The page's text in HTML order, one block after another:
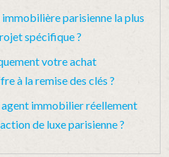
parisienne la plus
spécifique ?
votre achat
à la remise des clés ?
immobilier réellement
de luxe parisienne ?